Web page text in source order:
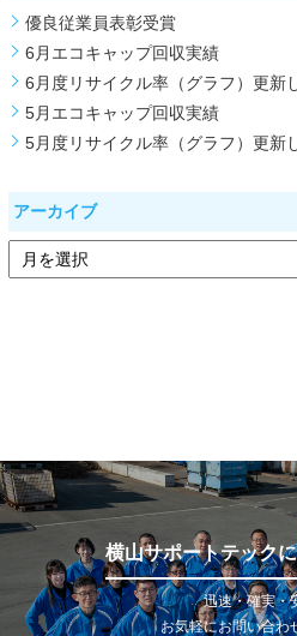
優良従業員表彰受賞
6月エコキャップ回収実績
6月度リサイクル率（グラフ）更新
5月エコキャップ回収実績
5月度リサイクル率（グラフ）更新
アーカイブ
横山サポートテック
迅速・確実・
お気軽にお問い合わ